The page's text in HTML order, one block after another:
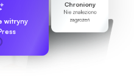
Chroniony
Nie znaleziono
zagrożeń
witryny